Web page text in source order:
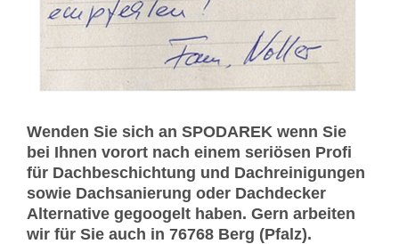
Wenden Sie sich an SPODAREK wenn Sie
bei Ihnen vorort nach einem seriösen Profi
für Dachbeschichtung und Dachreinigungen
sowie Dachsanierung oder Dachdecker
Alternative gegoogelt haben. Gern arbeiten
wir für Sie auch in 76768 Berg (Pfalz).